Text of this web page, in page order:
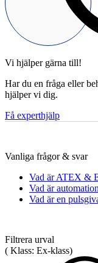
Motion
LinjärmotorerServodrifter
MätskalorRäknare /
Maskinsäkerhet
LjusridåerLjustorn
Vi hjälper gärna till!
Har du en fråga eller
hjälper vi dig.
Få experthjälp
Vanliga frågor & svar
Vad är ATEX &
Vad är
Vad är en
Filtrera urval
( Klass: Ex-klass)